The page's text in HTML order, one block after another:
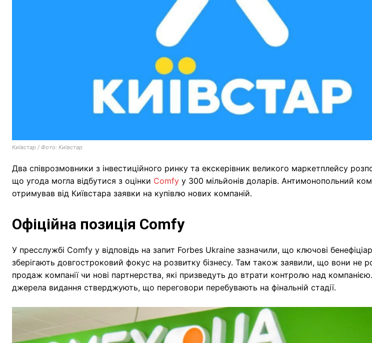
Київстар / Фото: Київстар
Два співрозмовники з інвестиційного ринку та екскерівник великого маркетплейсу
що угода могла відбутися з оцінки Comfy у 300 мільйонів доларів. Антимонопольний
отримував від Київстара заявки на купівлю нових компаній.
Офіційна позиція Comfy
У пресслужбі Comfy у відповідь на запит Forbes Ukraine зазначили, що ключові
зберігають довгостроковий фокус на розвитку бізнесу. Там також заявили, що вони не
продаж компанії чи нові партнерства, які призведуть до втрати контролю над
джерела видання стверджують, що переговори перебувають на фінальній стадії.